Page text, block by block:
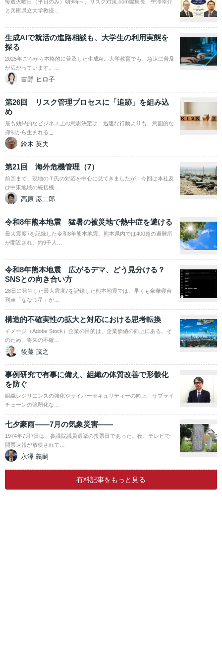
毎週火曜日（平日のみ）朝9時～、リスク対策.com編集長 中澤幸介
と兵庫県立大学教授…
生成AIで就活の進路相談も、大学生の利用実態を
探る
2025年ごろから本格的に普及した生成AI。大学教育でも、急速に普及
が広がっています。…
吉野 ヒロ子
第26回 リスク管理プロセスに「追跡」を組み込
め
最も効果的なビジネス上の意思決定は、迅速な行動よりも、意図的な
抑制から生まれるこ…
鈴木 英夫
第21回 海外危機管理（7）
前回まで、現地のＴ氏の対応を中心に見てきましたが、今回は本社及
び中東地域の統括機…
高原 彦二郎
令和8年熊本地震 猛暑の被災地で熱中症を避ける
最大震度7を記録した令和8年熊本地震。熊本県内では400超の避難所
が開設され、約9千人…
令和8年熊本地震 広がるデマ、どう見分ける？
SNSとの向き合い方
28日に発生した最大震度7を記録した熊本地震では、早くも豪華寝台
列車「ななつ星」が…
構造的不確実性の拡大と対応における思考転換
イメージ（Adobe Stock）企業の目的は、企業価値の向上にある。そ
のため、将来の不確…
後藤 茂之
事例研究で有事に備え、組織の体質改善で形骸化
を防ぐ
組織レジリエンスの強化やサイバーセキュリティーの向上、サプライ
チェーンの強靭化な…
七夕豪雨――7月の気象災害――
1974年7月7日は、参議院議員選挙の投票日であった。夜、テレビで
開票速報が放映されて…
永澤 義嗣
有料記事をもっと見る